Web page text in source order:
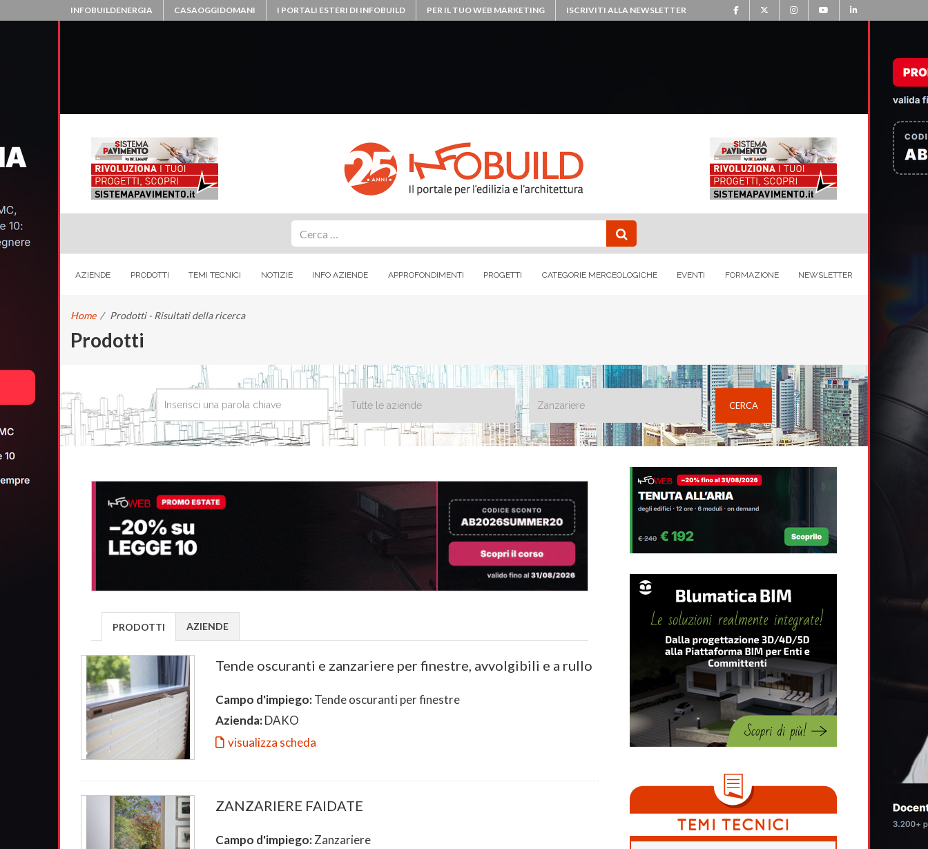
INFOBUILDENERGIA CASAOGGIDOMANI I PORTALI ESTERI DI INFOBUILD PER IL TUO WEB MARKETING ISCRIVITI ALLA NEWSLETTER
AZIENDE PRODOTTI TEMI TECNICI NOTIZIE INFO AZIENDE APPROFONDIMENTI PROGETTI CATEGORIE MERCEOLOGICHE EVENTI FORMAZIONE NEWSLETTER
Home / Prodotti - Risultati della ricerca
Prodotti
PRODOTTI AZIENDE
Tende oscuranti e zanzariere per finestre, avvolgibili e a rullo
Campo d'impiego:Tende oscuranti per finestre
Azienda:DAKO
visualizza scheda
ZANZARIERE FAIDATE
Campo d'impiego:Zanzariere